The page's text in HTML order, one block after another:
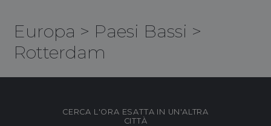
Europa > Paesi Bassi >
Rotterdam
CERCA L'ORA ESATTA IN UN'ALTRA
CITTÀ